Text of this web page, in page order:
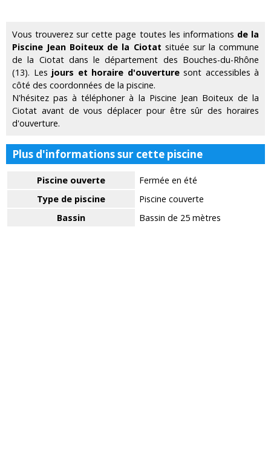
Vous trouverez sur cette page toutes les informations de la
Piscine Jean Boiteux de la Ciotat située sur la commune
de la Ciotat dans le département des Bouches-du-Rhône
(13). Les jours et horaire d'ouverturesont accessibles à
côté des coordonnées de la piscine.
N'hésitez pas à téléphoner à la Piscine Jean Boiteux de la
Ciotat avant de vous déplacer pour être sûr des horaires
d'ouverture.
Plus d'informations sur cette piscine
Piscine ouverte
Fermée en été
Type de piscine
Piscine couverte
Bassin
Bassin de 25 mètres